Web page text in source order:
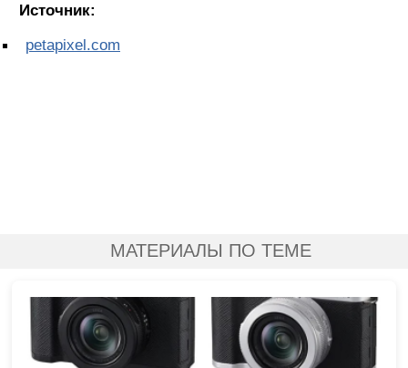
Источник:
petapixel.com
МАТЕРИАЛЫ ПО ТЕМЕ